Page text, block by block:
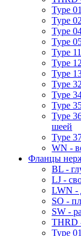
Type
Type
Type
Type
Type
Type
Type
Type
Type
Type
Type
шеей
Type
WN -
Фланцы
BL -
LJ -
LWN -
SO -
SW -
THRD
Type